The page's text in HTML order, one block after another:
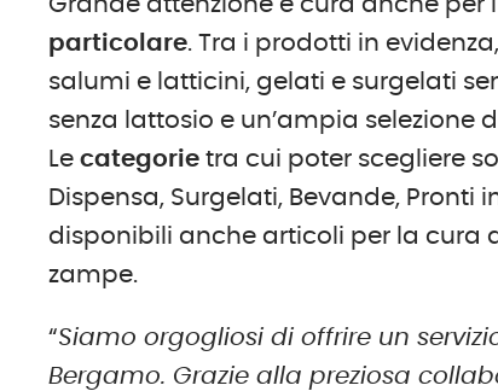
particolare. Tra i prodotti in
salumi e latticini, gelati e surgelati
senza lattosio e un’ampia selezione
Lecategorietra cui poter scegliere
Dispensa, Surgelati, Bevande, Pronti
disponibili anche articoli per la cura
zampe.
“Siamo orgogliosi di offrire un
Bergamo. Grazie alla preziosa